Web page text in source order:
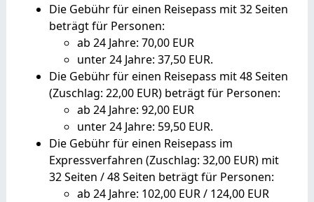
Die Gebühr für einen Reisepass mit 32 Seiten
beträgt für Personen:
ab 24 Jahre: 70,00 EUR
unter 24 Jahre: 37,50 EUR.
Die Gebühr für einen Reisepass mit 48 Seiten
(Zuschlag: 22,00 EUR) beträgt für Personen:
ab 24 Jahre: 92,00 EUR
unter 24 Jahre: 59,50 EUR.
Die Gebühr für einen Reisepass im
Expressverfahren (Zuschlag: 32,00 EUR) mit
32 Seiten / 48 Seiten beträgt für Personen:
ab 24 Jahre: 102,00 EUR / 124,00 EUR